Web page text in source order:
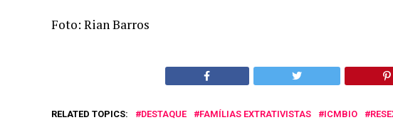
Foto: Rian Barros
RELATED TOPICS: DESTAQUE FAMÍLIAS EXTRATIVISTAS ICMBIO